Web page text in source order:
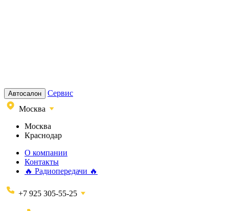
Автосалон
Сервис
Москва
Москва
Краснодар
О компании
Контакты
🔥 Радиопередачи 🔥
+7 925 305-55-25